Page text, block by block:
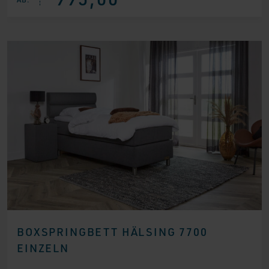
war:
ist:
BOXSPRINGBETT HÄLSING 7700
EINZELN